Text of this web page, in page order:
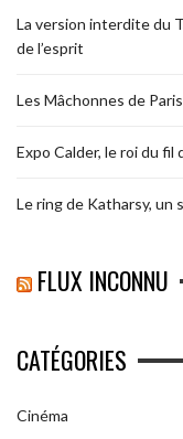
La version interdite du
de l’esprit
Les Mâchonnes de
Expo Calder, le roi du fil
Le ring de Katharsy, un
FLUX INCONNU
CATÉGORIES
Cinéma